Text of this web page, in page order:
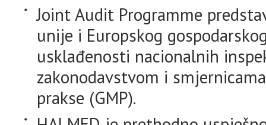
Joint Audit Programme
unije i Europskog
usklađenosti nacionalnih
zakonodavstvom i
prakse (GMP).